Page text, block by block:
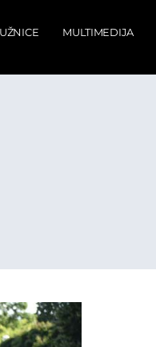
MULTIMEDIJA